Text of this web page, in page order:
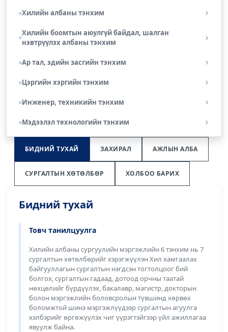
Хилийн албаны тэнхим
Хилийн боомтын аюулгүй байдал, шалган
нэвтрүүлэх албаны тэнхим
Ар тал, эдийн засгийн тэнхим
Цэргийн хэргийн тэнхим
Инженер, техникийн тэнхим
Мэдээлэл технологийн тэнхим
БИДНИЙ ТУХАЙ ЗАХИРАЛ АЖЛЫН АЛБА
СУРГАЛТЫН ХӨТӨЛБӨР ХОЛБОО БАРИХ
Бидний тухай
Товч танилцуулга
Хилийн албаны сургуулийн мэргэжлийн 6 тэнхим нь 7
сургалтын хөтөлбөрийг хэрэгжүүлэн Хил хамгаалах
байгууллагын сургалтын нэгдсэн тогтолцоог бий
болгох, сургалтын гадаад, дотоод орчны таатай
нөхцөлийг бүрдүүлэх, бакалавр, магистр, докторын
болон мэргэжлийн боловсролын түвшинд хөрвөх
боломжтой шинэ мэргэжлүүдээр сургалтын агуулга
хэлбэрийг өргөжүүлэх чиг үүрэгтэйгээр үйл ажиллагаа
явуулж байна.